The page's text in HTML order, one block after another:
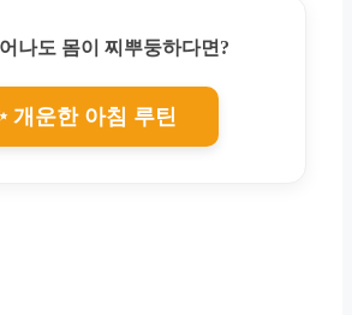
나도 몸이 찌뿌둥하다면?
개운한 아침 루틴